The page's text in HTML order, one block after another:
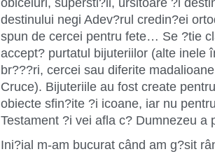
destinului negi Adev?rul credin?ei
spun de cercei pentru fete… Se ?tie
accept? purtatul bijuteriilor (alte inele
br???ri, cercei sau diferite
Cruce). Bijuteriile au fost create
obiecte sfin?ite ?i icoane, iar nu
Testament ?i vei afla c? Dumnezeu a
Ini?ial m-am bucurat când am g?sit